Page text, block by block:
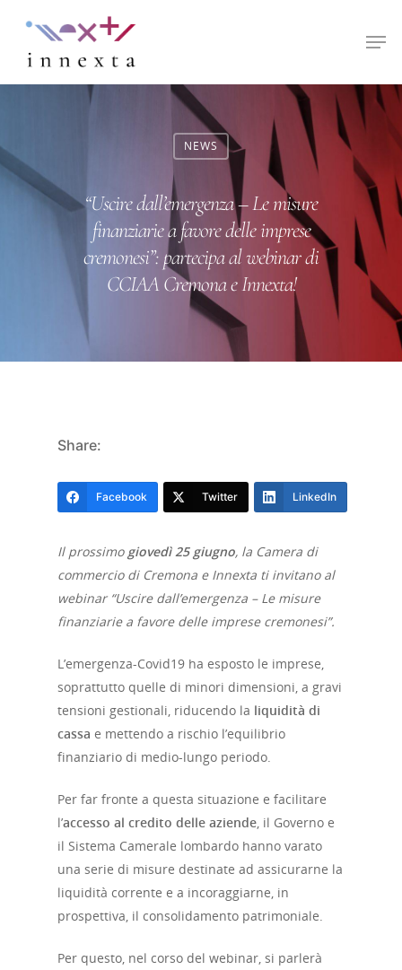
Hit enter to search or ESC to close
NEWS
“Uscire dall’emergenza – Le misure
finanziarie a favore delle imprese
cremonesi”: partecipa al webinar di
CCIAA Cremona e Innexta!
Share:
Facebook Twitter LinkedIn
Il prossimo giovedì 25 giugno, la Camera di
commercio di Cremona e Innexta ti invitano al
webinar “Uscire dall’emergenza – Le misure
finanziarie a favore delle imprese cremonesi”.
L’emergenza-Covid19 ha esposto le imprese,
soprattutto quelle di minori dimensioni, a gravi
tensioni gestionali, riducendo la liquidità di
cassa e mettendo a rischio l’equilibrio
finanziario di medio-lungo periodo.
Per far fronte a questa situazione e facilitare
l’accesso al credito delle aziende, il Governo e
il Sistema Camerale lombardo hanno varato
una serie di misure destinate ad assicurarne la
liquidità corrente e a incoraggiarne, in
prospettiva, il consolidamento patrimoniale.
Per questo, nel corso del webinar, si parlerà